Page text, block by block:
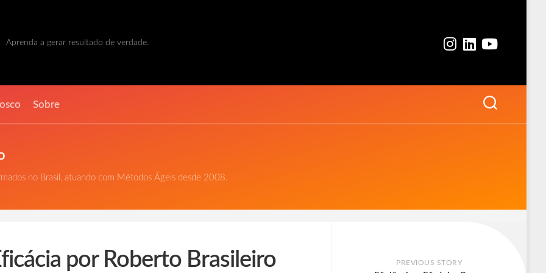
Aprenda a gerar resultado de verdade.
Sobre
no Brasil, atuando com Métodos Ágeis desde 2008.
por Roberto Brasileiro PREVIOUS STORY